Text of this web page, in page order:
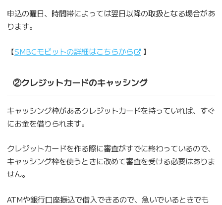
申込の曜日、時間帯によっては翌日以降の取扱となる場合があ
ります。
【SMBCモビットの詳細はこちらから 】
②クレジットカードのキャッシング
キャッシング枠があるクレジットカードを持っていれば、すぐ
にお金を借りられます。
クレジットカードを作る際に審査がすでに終わっているので、
キャッシング枠を使うときに改めて審査を受ける必要はありま
せん。
ATMや銀行口座振込で借入できるので、急いでいるときでも